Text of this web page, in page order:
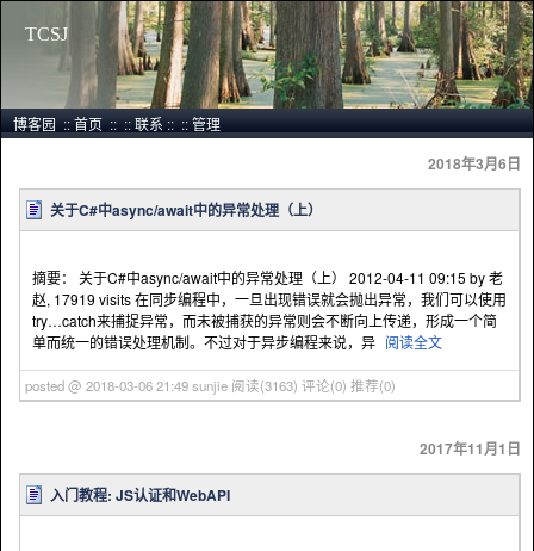
TCSJ
博客园::首页::::联系::::管理
2018年3月6日
关于C#中async/await中的异常处理（上）
摘要： 关于C#中async/await中的异常处理（上） 2012-04-11 09:15 by 老
赵, 17919 visits 在同步编程中，一旦出现错误就会抛出异常，我们可以使用
try…catch来捕捉异常，而未被捕获的异常则会不断向上传递，形成一个简
单而统一的错误处理机制。不过对于异步编程来说，异 阅读全文
posted @ 2018-03-06 21:49 sunjie 阅读(3163) 评论(0) 推荐(0)
2017年11月1日
入门教程: JS认证和WebAPI